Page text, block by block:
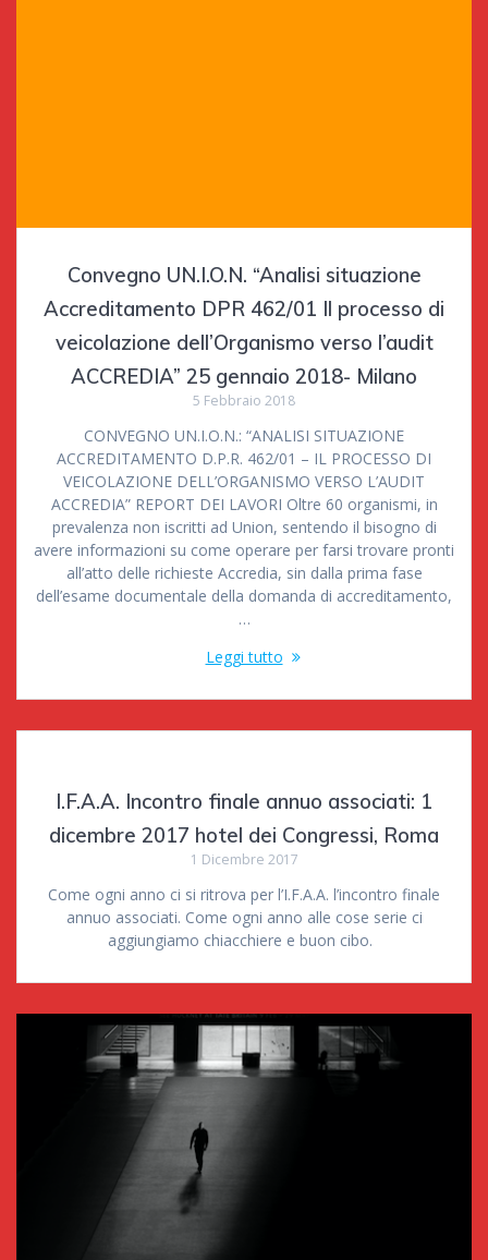
Convegno UN.I.O.N. “Analisi situazione
Accreditamento DPR 462/01 Il processo di
veicolazione dell’Organismo verso l’audit
ACCREDIA” 25 gennaio 2018- Milano
5 Febbraio 2018
CONVEGNO UN.I.O.N.: “ANALISI SITUAZIONE
ACCREDITAMENTO D.P.R. 462/01 – IL PROCESSO DI
VEICOLAZIONE DELL’ORGANISMO VERSO L’AUDIT
ACCREDIA” REPORT DEI LAVORI Oltre 60 organismi, in
prevalenza non iscritti ad Union, sentendo il bisogno di
avere informazioni su come operare per farsi trovare pronti
all’atto delle richieste Accredia, sin dalla prima fase
dell’esame documentale della domanda di accreditamento,
…
Leggi tutto
I.F.A.A. Incontro finale annuo associati: 1
dicembre 2017 hotel dei Congressi, Roma
1 Dicembre 2017
Come ogni anno ci si ritrova per l’I.F.A.A. l’incontro finale
annuo associati. Come ogni anno alle cose serie ci
aggiungiamo chiacchiere e buon cibo.